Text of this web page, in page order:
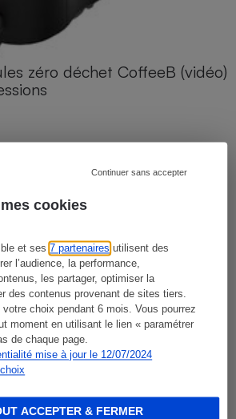
cookies
et ses7 partenaires utilisent des
l’audience, la performance,
les partager, optimiser la
des contenus provenant de sites tiers.
votre choix pendant 6 mois. Vous pourrez
moment en utilisant le lien « paramétrer
de chaque page.
mise à jour le 12/07/2024
Continuer sans accepter
ACCEPTER & FERMER
zéro déchet CoffeeB (vidéo)